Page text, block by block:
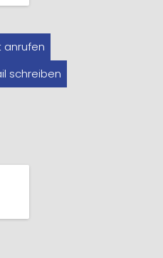
anrufen
schreiben